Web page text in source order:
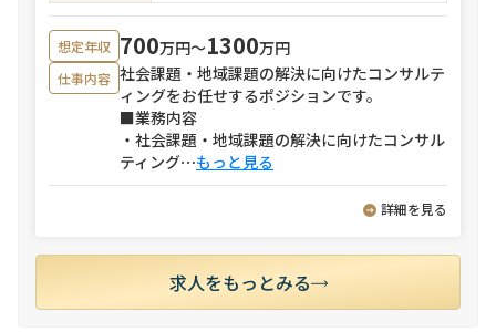
想定年収 700万円〜1300万円
仕事内容 社会課題・地域課題の解決に向けたコンサルテ
ィングをお任せするポジションです。
■業務内容
・社会課題・地域課題の解決に向けたコンサル
ティング⋯もっと見る
詳細を見る
求人をもっとみる